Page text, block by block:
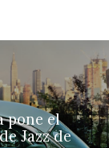
pone el
Jazz de